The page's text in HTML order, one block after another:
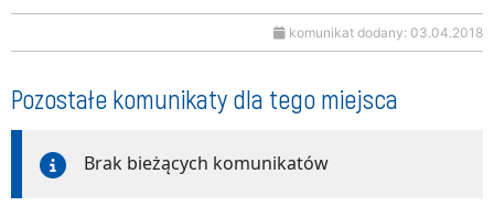
komunikat dodany: 03.04.2018
Pozostałe komunikaty dla tego miejsca
Brak bieżących komunikatów